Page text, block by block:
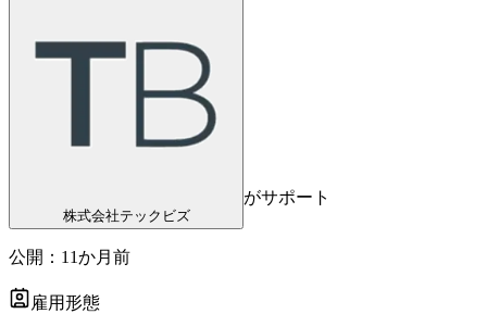
株式会社テックビズ
がサポート
公開： 11か月前
雇用形態